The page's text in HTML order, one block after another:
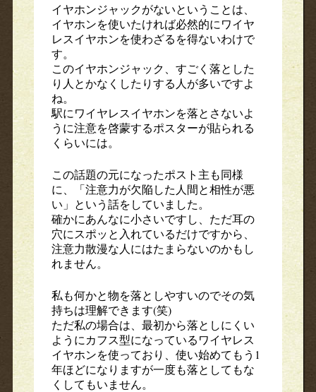
イヤホンジャックがないということは、
イヤホンを使いたければ必然的にワイヤ
レスイヤホンを使わざるを得ないわけで
す。
このイヤホンジャック、すごく落とした
り人とかなくしたりする人が多いですよ
ね。
駅にワイヤレスイヤホンを落とさないよ
うに注意を啓蒙するポスターが貼られる
くらいには。
この話題の元になったポスト主も同様
に、「注意力が欠陥した人間と相性が悪
い」という話をしていました。
確かにあんなに小さいですし、ただ耳の
穴にスポッと入れているだけですから、
注意力散漫な人にはたまらないのかもし
れません。
私も何かと物を落としやすいのでその気
持ちは理解できます(笑)
ただ私の場合は、最初から落としにくい
ようにカフス型になっているワイヤレス
イヤホンを使っており、使い始めてもう1
年ほどになりますが一度も落としてもな
くしてもいません。